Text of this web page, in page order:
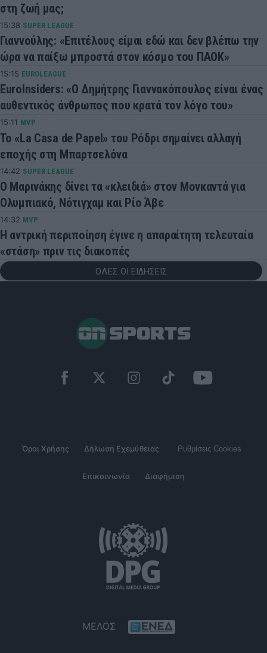
στη ζωή μας;
15:38 SUPER LEAGUE
Γιαννούλης: «Επιτέλους είμαι εδώ και δεν βλέπω την
ώρα να παίξω μπροστά στον κόσμο του ΠΑΟΚ»
15:15 EUROLEAGUE
EuroInsiders: «Ο Δημήτρης Γιαννακόπουλος είναι ένας
αυθεντικός άνθρωπος που κρατά τον λόγο του»
15:11 MVP
Το «La Casa de Papel» του Ρόδρι σημαίνει αλλαγή
εποχής στη Μπαρτσελόνα
14:42 SUPER LEAGUE
Ο Μαρινάκης δίνει τα «κλειδιά» στον Μονκαντά για
Ολυμπιακό, Νότιγχαμ και Ρίο Άβε
14:32 MVP
Η αντρική περιποίηση έγινε η απαραίτητη τελευταία
«στάση» πριν τις διακοπές
ΟΛΕΣ ΟΙ ΕΙΔΗΣΕΙΣ
Όροι Χρήσης Δήλωση Εχεμύθειας Ρυθμίσεις Cookies
Επικοινωνία Διαφήμιση
ΜΕΛΟΣ